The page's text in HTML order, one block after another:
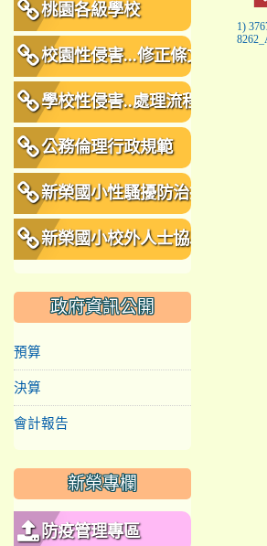
1)
桃園各級學校
校園性侵害...修正條文
學校性侵害..處理流程
公務倫理行政規範
新榮國小性騷擾防治措
施、申訴及懲戒規範
新榮國小校外人士協助
政府資訊公開
預算
決算
會計報告
新榮專欄
防疫管理專區